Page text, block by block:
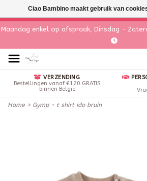
Maandag enkel op afspraak, Dinsdag -
VERZENDING
Bestellingen vanaf €120 GRATIS
binnen België
Home > Gymp - t shirt ido bruin
Ciao Bambino maakt gebruik van